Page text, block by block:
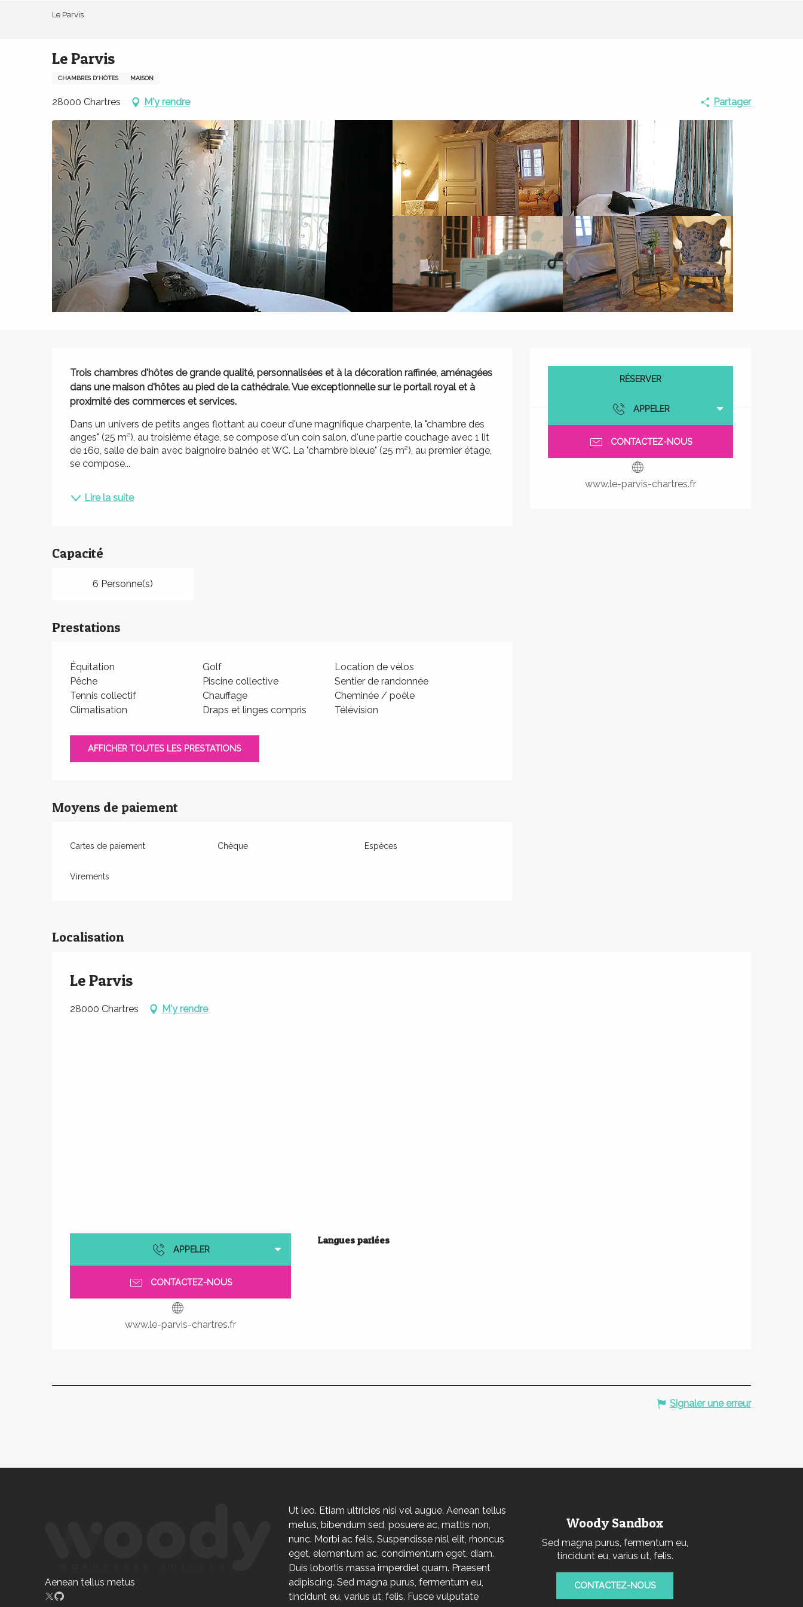
Le Parvis
Le Parvis
CHAMBRES D'HÔTES MAISON
28000 Chartres M'y rendre Partager
Ouverture et coordonnées
RÉSERVER
APPELER
CONTACTEZ-NOUS
www.le-parvis-chartres.fr
Description
Trois chambres d'hôtes de grande qualité, personnalisées et à la décoration raffinée, aménagées
dans une maison d'hôtes au pied de la cathédrale. Vue exceptionnelle sur le portail royal et à
proximité des commerces et services.
Dans un univers de petits anges flottant au coeur d'une magnifique charpente, la "chambre des
anges" (25 m²), au troisième étage, se compose d'un coin salon, d'une partie couchage avec 1 lit
de 160, salle de bain avec baignoire balnéo et WC. La "chambre bleue" (25 m²), au premier étage,
se compose...
Lire la suite
Capacité
6 Personne(s)
Prestations
Équitation Golf
Location de vélos
Pêche
Piscine collective
Sentier de randonnée
Tennis collectif
Chauffage
Cheminée / poêle
Climatisation
Draps et linges compris Télévision
AFFICHER TOUTES LES PRESTATIONS
Moyens de paiement
Cartes de paiement Chèque Espèces
Virements
Localisation
Le Parvis
28000 Chartres M'y rendre
APPELER
CONTACTEZ-NOUS
www.le-parvis-chartres.fr
Langues parlées
Langues parlées
Signaler une erreur
Aenean tellus metus
Ut leo. Etiam ultricies nisi vel augue. Aenean tellus
metus, bibendum sed, posuere ac, mattis non,
nunc. Morbi ac felis. Suspendisse nisl elit, rhoncus
eget, elementum ac, condimentum eget, diam.
Duis lobortis massa imperdiet quam. Praesent
adipiscing. Sed magna purus, fermentum eu,
tincidunt eu, varius ut, felis. Fusce vulputate
Woody Sandbox
Sed magna purus, fermentum eu,
tincidunt eu, varius ut, felis.
CONTACTEZ-NOUS